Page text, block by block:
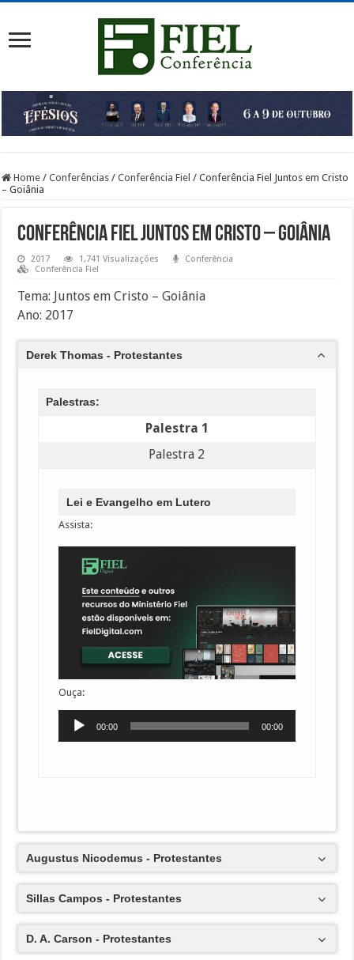
Home / Conferências / Conferência Fiel / Conferência Fiel Juntos em Cristo
– Goiânia
Conferência Fiel Juntos em Cristo – Goiânia
2017 1,741 Visualizações
Conferência
Conferência Fiel
Tema: Juntos em Cristo – Goiânia
Ano: 2017
Derek Thomas - Protestantes
Palestras:
Palestra 1
Palestra 2
Lei e Evangelho em Lutero
Assista:
Ouça:
Tocador
00:00 00:00
Augustus Nicodemus - Protestantes
Sillas Campos - Protestantes
D. A. Carson - Protestantes